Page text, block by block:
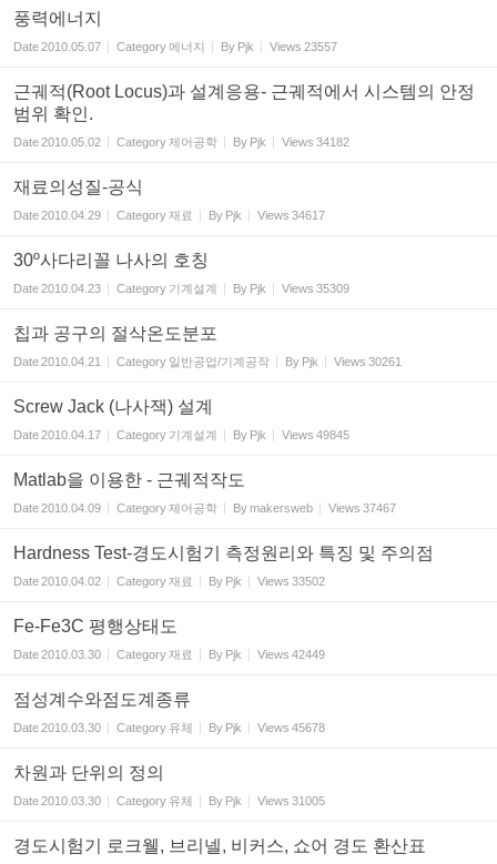
풍력에너지
Date2010.05.07 Category에너지 By Pjk Views 23557
근궤적(Root Locus)과 설계응용- 근궤적에서 시스템의 안정
범위 확인.
Date2010.05.02 Category제어공학 By Pjk Views 34182
재료의성질-공식
Date2010.04.29 Category재료 By Pjk Views 34617
30º사다리꼴 나사의 호칭
Date2010.04.23 Category 기계설계 By Pjk Views 35309
칩과 공구의 절삭온도분포
Date2010.04.21 Category 일반공업/기계공작 By Pjk Views 30261
Screw Jack (나사잭) 설계
Date2010.04.17 Category 기계설계 By Pjk Views 49845
Matlab을 이용한 - 근궤적작도
Date2010.04.09 Category제어공학 Bymakersweb Views 37467
Hardness Test-경도시험기 측정원리와 특징 및 주의점
Date2010.04.02 Category재료 By Pjk Views 33502
Fe-Fe3C 평행상태도
Date2010.03.30 Category재료 By Pjk Views 42449
점성계수와점도계종류
Date2010.03.30 Category 유체 By Pjk Views 45678
차원과 단위의 정의
Date2010.03.30 Category 유체 By Pjk Views 31005
경도시험기 로크웰, 브리넬, 비커스, 쇼어 경도 환산표